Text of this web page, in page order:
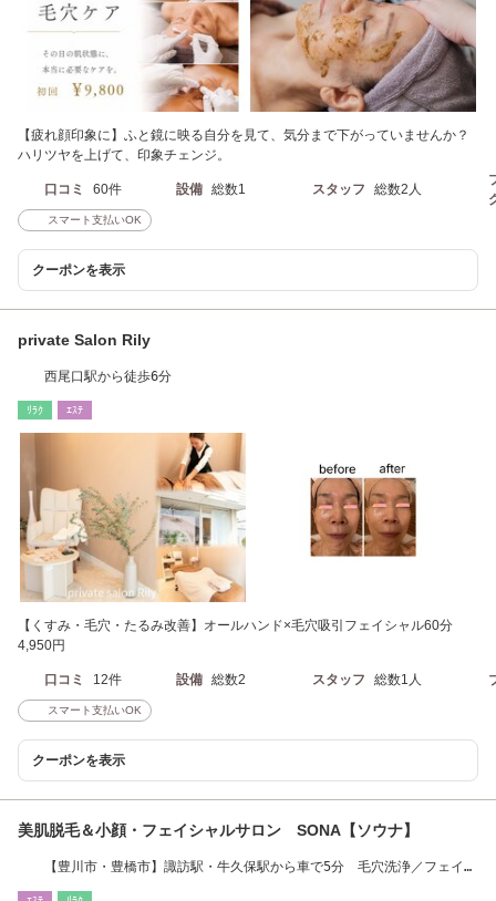
【疲れ顔印象に】ふと鏡に映る自分を見て、気分まで下がっていませんか？
ハリツヤを上げて、印象チェンジ。
口コミ 60件 設備 総数1 スタッフ 総数2人
スマート支払いOK
クーポンを表示
private Salon Rily
西尾口駅から徒歩6分
ﾘﾗｸ ｴｽﾃ
【くすみ・毛穴・たるみ改善】オールハンド×毛穴吸引フェイシャル60分
4,950円
口コミ 12件 設備 総数2 スタッフ 総数1人
スマート支払いOK
クーポンを表示
美肌脱毛＆小顔・フェイシャルサロン SONA【ソウナ】
【豊川市・豊橋市】諏訪駅・牛久保駅から車で5分 毛穴洗浄／フェイシ